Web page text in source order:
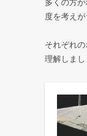
多くの方
度を考え
それぞれ
理解しまし